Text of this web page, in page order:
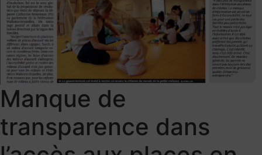
Manque de
transparence dans